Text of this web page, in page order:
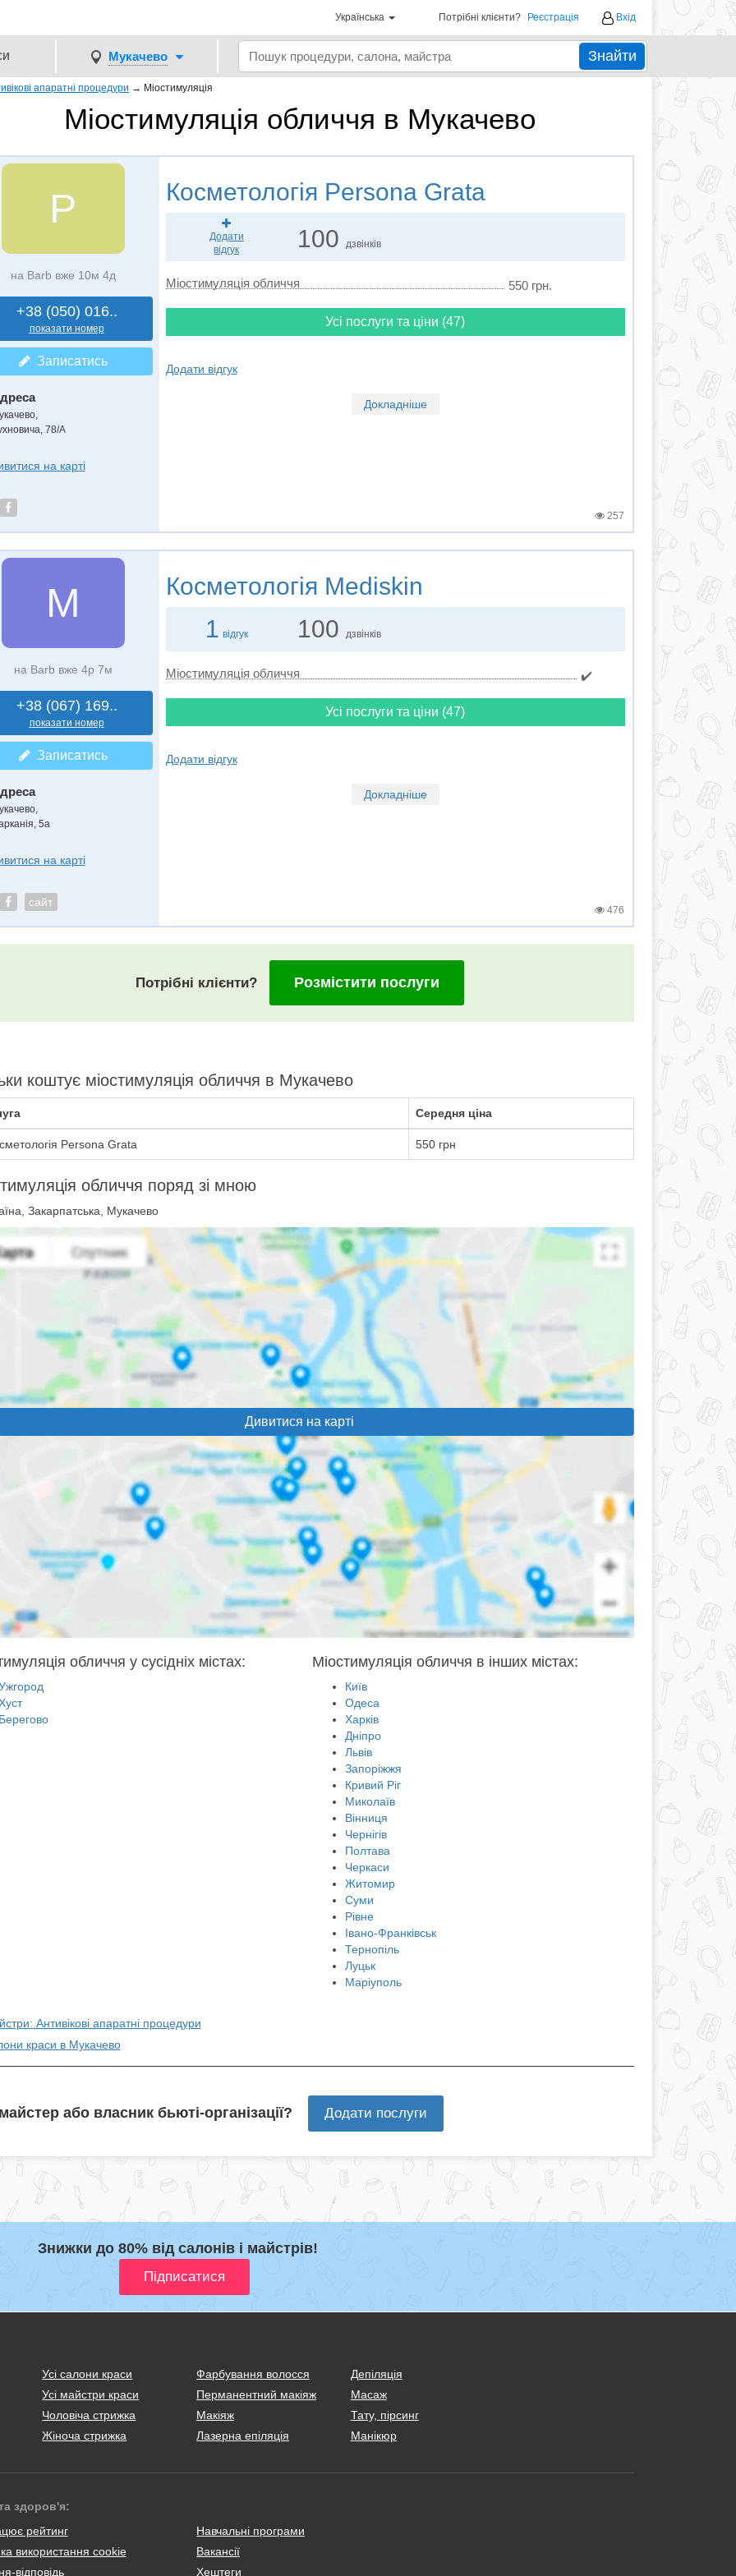
Українська Потрібні клієнти? Реєстрація Вхід
Мукачево Знайти
апаратні процедури → Міостимуляція
Міостимуляція обличчя в Мукачево
P
на Barb вже 10м 4д
+38 (050) 016..
показати номер
Записатись
,
78/А
на карті
Косметологія Persona Grata
Додати
відгук
100 дзвінків
Міостимуляція обличчя 550 грн.
Усі послуги та ціни (47)
Додати відгук
Докладніше
257
M
на Barb вже 4р 7м
+38 (067) 169..
показати номер
Записатись
,
5а
на карті
сайт
Косметологія Mediskin
1 відгук 100 дзвінків
Міостимуляція обличчя ✔️
Усі послуги та ціни (47)
Додати відгук
Докладніше
476
Потрібні клієнти? Розмістити послуги
коштує міостимуляція обличчя в Мукачево
Середня ціна
Persona Grata 550 грн
обличчя поряд зі мною
Закарпатська, Мукачево
Дивитися на карті
обличчя у сусідніх містах: Міостимуляція обличчя в інших містах:
Київ
Одеса
Харків
Дніпро
Львів
Запоріжжя
Кривий Ріг
Миколаїв
Вінниця
Чернігів
Полтава
Черкаси
Житомир
Суми
Рівне
Івано-Франківськ
Тернопіль
Луцьк
Маріуполь
Антивікові апаратні процедури
краси в Мукачево
або власник бьюті-організації? Додати послуги
Знижки до 80% від салонів і майстрів!
Усі салони краси
Усі майстри краси
Чоловіча стрижка
Жіноча стрижка
Фарбування волосся
Перманентний макіяж
Макіяж
Лазерна епіляція
Депіляція
Масаж
Тату, пірсинг
Манікюр
здоров'я:
рейтинг
використання cookie
відповідь
Навчальні програми
Вакансії
Хештеги